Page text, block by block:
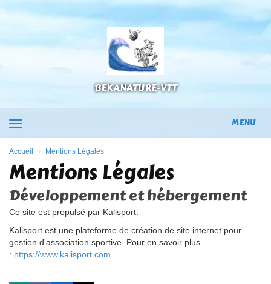
BEKANATURE-VTT
MENU
Accueil Mentions Légales
Mentions Légales
Développement et hébergement
Ce site est propulsé par Kalisport.
Kalisport est une plateforme de création de site internet pour
gestion d'association sportive. Pour en savoir plus
: https://www.kalisport.com
Panneau de gestion des cookies